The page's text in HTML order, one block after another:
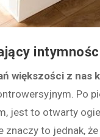
z nas
Po
jest to otwarty
to jednak,